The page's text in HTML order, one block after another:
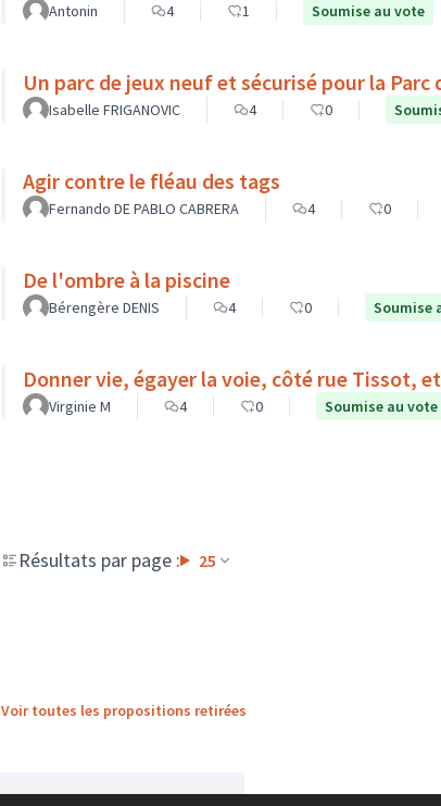
Antonin 4 1 Soumise au vote
Un parc de jeux neuf et sécurisé pour la Parc
Isabelle FRIGANOVIC 4 0
Agir contre le fléau des tags
Fernando DE PABLO CABRERA 4 0
De l'ombre à la piscine
Bérengère DENIS 4 0 Soumise
Donner vie, égayer la voie, côté rue Tissot,
Virginie M 4 0 Soumise au vote
Résultats par page : 25
Voir toutes les propositions retirées